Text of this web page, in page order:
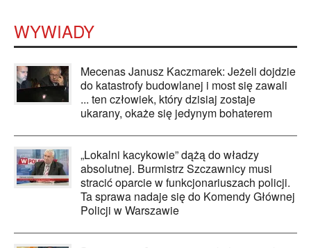
WYWIADY
Mecenas Janusz Kaczmarek: Jeżeli dojdzie
do katastrofy budowlanej i most się zawali
... ten człowiek, który dzisiaj zostaje
ukarany, okaże się jedynym bohaterem
„Lokalni kacykowie” dążą do władzy
absolutnej. Burmistrz Szczawnicy musi
stracić oparcie w funkcjonariuszach policji.
Ta sprawa nadaje się do Komendy Głównej
Policji w Warszawie